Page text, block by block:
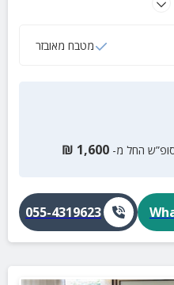
מעוצב + קמין, מטבח
מטבח מאובזר
החל מ- 1,600
₪
055-4319623